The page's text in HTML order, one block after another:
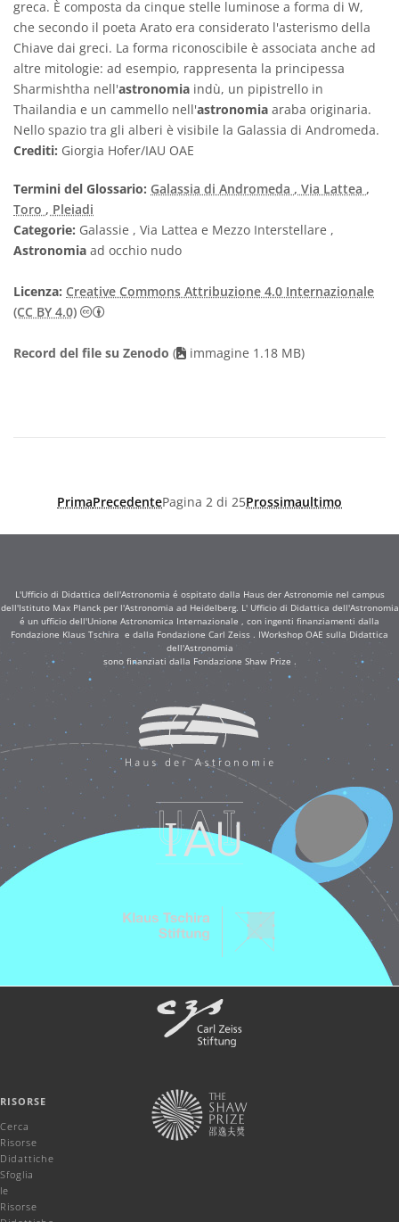
greca. È composta da cinque stelle luminose a forma di W,
che secondo il poeta Arato era considerato l'asterismo della
Chiave dai greci. La forma riconoscibile è associata anche ad
altre mitologie: ad esempio, rappresenta la principessa
Sharmishtha nell'astronomia indù, un pipistrello in
Thailandia e un cammello nell'astronomia araba originaria.
Nello spazio tra gli alberi è visibile la Galassia di Andromeda.
Crediti: Giorgia Hofer/IAU OAE
Termini del Glossario: Galassia di Andromeda , Via Lattea ,
Toro , Pleiadi
Categorie: Galassie , Via Lattea e Mezzo Interstellare ,
Astronomia ad occhio nudo
Licenza: Creative Commons Attribuzione 4.0 Internazionale
(CC BY 4.0)
Creative Commons Attribuzione 4.0
Record del file su Zenodo ( immagine 1.18 MB)
PrimaPrecedentePagina 2 di 25Prossimaultimo
L'Ufficio di Didattica dell'Astronomia é ospitato dalla Haus der Astronomie nel campus
dell'Istituto Max Planck per l'Astronomia ad Heidelberg. L' Ufficio di Didattica dell'Astronomia
é un ufficio dell'Unione Astronomica Internazionale , con ingenti finanziamenti dalla
Fondazione Klaus Tschira e dalla Fondazione Carl Zeiss . IWorkshop OAE sulla Didattica
dell'Astronomia
sono finanziati dalla Fondazione Shaw Prize .
RISORSE
Cerca
Risorse
Didattiche
Sfoglia
le
Risorse